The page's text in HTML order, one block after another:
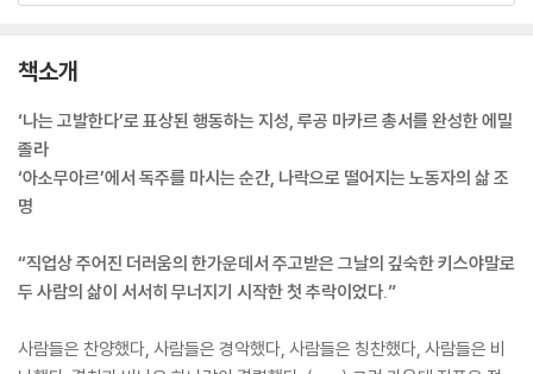
책소개
‘나는 고발한다’로 표상된 행동하는 지성, 루공 마카르 총서를 완성한 에밀
졸라
‘아소무아르’에서 독주를 마시는 순간, 나락으로 떨어지는 노동자의 삶 조
명
“직업상 주어진 더러움의 한가운데서 주고받은 그날의 깊숙한 키스야말로
두 사람의 삶이 서서히 무너지기 시작한 첫 추락이었다.”
사람들은 찬양했다, 사람들은 경악했다, 사람들은 칭찬했다, 사람들은 비